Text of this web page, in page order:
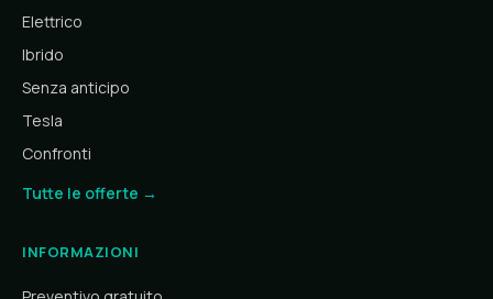
Elettrico
Ibrido
Senza anticipo
Tesla
Confronti
Tutte le offerte →
INFORMAZIONI